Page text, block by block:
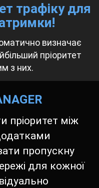
трафіку для
визначає
пріоритет
з них.
пріоритет між
пропускну
для кожної